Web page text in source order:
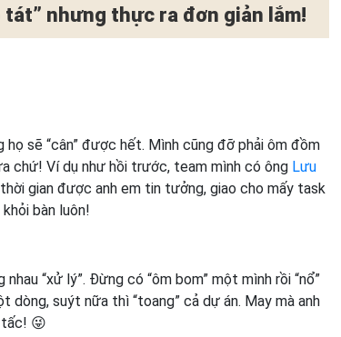
nhưng thực ra đơn giản lắm!
sẽ “cân” được hết. Mình cũng đỡ phải ôm đồm
chứ! Ví dụ như hồi trước, team mình có ông Lưu
gian được anh em tin tưởng, giao cho mấy task
khỏi bàn luôn!
“xử lý”. Đừng có “ôm bom” một mình rồi “nổ”
dòng, suýt nữa thì “toang” cả dự án. May mà anh
tấc! 😜